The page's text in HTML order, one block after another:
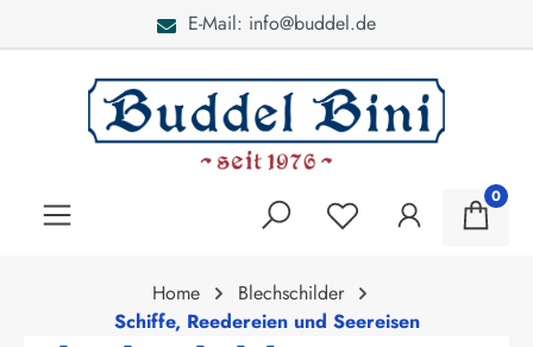
E-Mail: info@buddel.de
0
Home
Blechschilder
Schiffe, Reedereien und Seereisen